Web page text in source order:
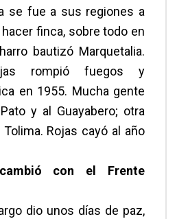
se fue a sus regiones a
finca, sobre todo en
bautizó Marquetalia.
rompió fuegos y
en 1955. Mucha gente
y al Guayabero; otra
Rojas cayó al año
con el Frente
dio unos días de paz,